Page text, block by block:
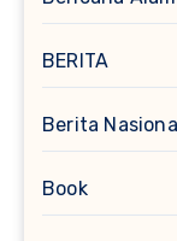
BERITA
Berita
Book